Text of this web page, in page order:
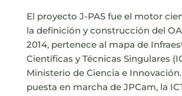
El proyecto J-PAS fue el motor
la definición y construcción del
2014, pertenece al mapa de
Científicas y Técnicas Singulares
Ministerio de Ciencia e
puesta en marcha de JPCam, la